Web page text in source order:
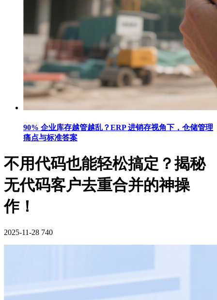
90% 企业库存越管越乱？ERP 进销存视角下，仓储管理
痛点与标准答案
不用代码也能轻松搞定？揭秘
无代码客户去重合并的神操
作！
2025-11-28 740